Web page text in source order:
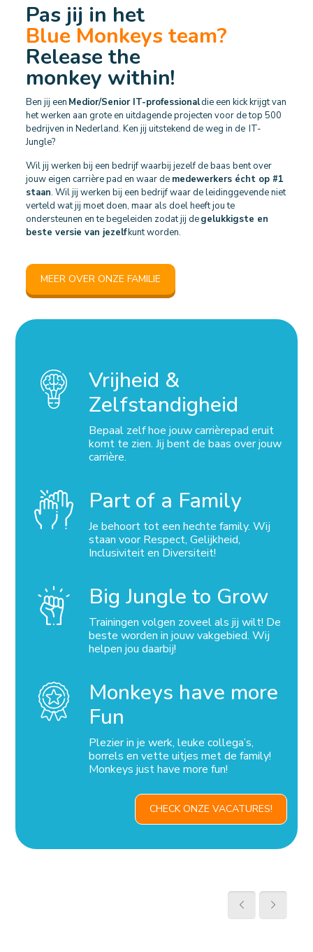
Pas jij in het
Blue Monkeys team?
Release the
monkey within!
Ben jij een Medior/Senior IT-professionaldie een kick krijgt van
het werken aan grote en uitdagende projecten voor de top 500
bedrijven in Nederland. Ken jij uitstekend de weg in de IT-
Jungle?
Wil jij werken bij een bedrijf waarbij jezelf de baas bent over
jouw eigen carrière pad en waar de medewerkers écht op #1
staan. Wil jij werken bij een bedrijf waar de leidinggevende niet
verteld wat jij moet doen, maar als doel heeft jou te
ondersteunen en te begeleiden zodat jij degelukkigste en
beste versie van jezelfkunt worden.
MEER OVER ONZE FAMILIE
Vrijheid &
Zelfstandigheid
Bepaal zelf hoe jouw carrièrepad eruit
komt te zien. Jij bent de baas over jouw
carrière.
Part of a Family
Je behoort tot een hechte family. Wij
staan voor Respect, Gelijkheid,
Inclusiviteit en Diversiteit!
Big Jungle to Grow
Trainingen volgen zoveel als jij wilt! De
beste worden in jouw vakgebied. Wij
helpen jou daarbij!
Monkeys have more
Fun
Plezier in je werk, leuke collega’s,
borrels en vette uitjes met de family!
Monkeys just have more fun!
CHECK ONZE VACATURES!